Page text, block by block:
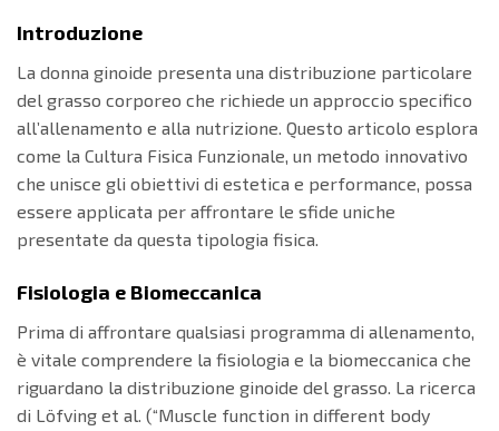
Introduzione
La donna ginoide presenta una distribuzione particolare
del grasso corporeo che richiede un approccio specifico
all’allenamento e alla nutrizione. Questo articolo esplora
come la Cultura Fisica Funzionale, un metodo innovativo
che unisce gli obiettivi di estetica e performance, possa
essere applicata per affrontare le sfide uniche
presentate da questa tipologia fisica.
Fisiologia e Biomeccanica
Prima di affrontare qualsiasi programma di allenamento,
è vitale comprendere la fisiologia e la biomeccanica che
riguardano la distribuzione ginoide del grasso. La ricerca
di Löfving et al. (“Muscle function in different body